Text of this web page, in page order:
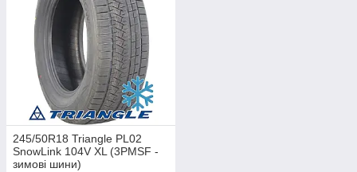
245/50R18 Triangle PL02
SnowLink 104V XL (3PMSF -
зимові шини)